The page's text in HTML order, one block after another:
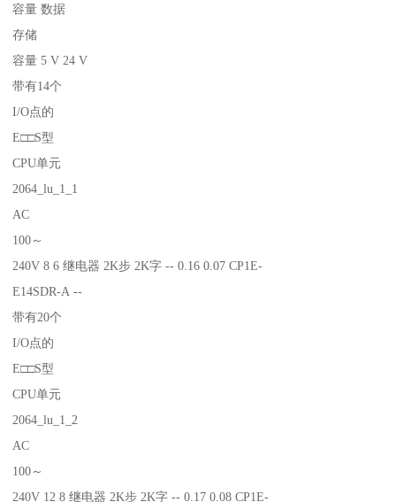
容量 数据
存储
容量 5 V 24 V
带有14个
I/O点的
E□□S型
CPU单元
2064_lu_1_1
AC
100～
240V 8 6 继电器 2K步 2K字 -- 0.16 0.07 CP1E-
E14SDR-A --
带有20个
I/O点的
E□□S型
CPU单元
2064_lu_1_2
AC
100～
240V 12 8 继电器 2K步 2K字 -- 0.17 0.08 CP1E-